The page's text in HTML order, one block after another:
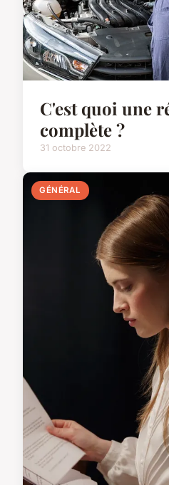
C'est quoi une
complète ?
31 octobre 2022
GÉNÉRAL